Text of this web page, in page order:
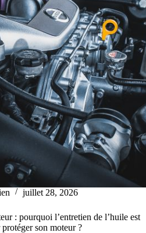
juillet 28, 2026
: pourquoi l’entretien de l’huile est
son moteur ?